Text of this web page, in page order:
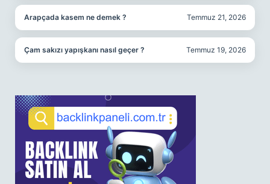
Arapçada kasem ne demek ? Temmuz 21, 2026
Çam sakızı yapışkanı nasıl geçer ? Temmuz 19, 2026